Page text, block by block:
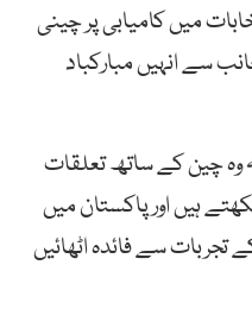
میں کامیابی پر چینی
سے انہیں مبارکباد
وہ چین کے ساتھ تعلقات
ہیں اور پاکستان میں
سے فائدہ اٹھائیں